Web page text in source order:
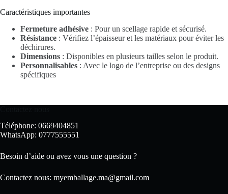
Caractéristiques importantes
Fermeture adhésive : Pour un scellage rapide et sécurisé.
Résistance : Vérifiez l’épaisseur et les matériaux pour éviter les
déchirures.
Dimensions : Disponibles en plusieurs tailles selon le produit.
Personnalisables : Avec le logo de l’entreprise ou des designs
spécifiques
Téléphone: 0669404851
WhatsApp: 0777555551
Besoin d’aide ou avez vous une question ?
Contactez nous: myemballage.ma@gmail.com